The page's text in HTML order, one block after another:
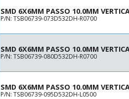
SMD 6X6MM PASSO 10.0MM
P/N: TSB06739-073D532DH-R0700
SMD 6X6MM PASSO 10.0MM
P/N: TSB06739-080D532DH-R0700
SMD 6X6MM PASSO 10.0MM
P/N: TSB06739-095D532DH-L0500